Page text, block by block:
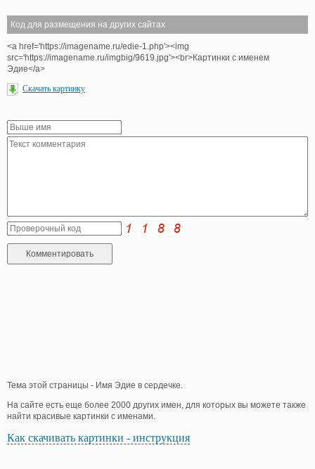
Код для размещения на других сайтах
<a href='https://imagename.ru/edie-1.php'><img
src='https://imagename.ru/imgbig/9619.jpg'><br>Картинки с именем
Эдие</a>
Скачать картинку
Тема этой страницы - Имя Эдие в сердечке.
На сайте есть еще более 2000 других имен, для которых вы можете также
найти красивые картинки с именами.
Как скачивать картинки - инструкция